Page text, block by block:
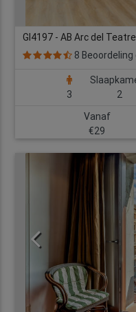
GI4197 - AB Arc del Teatre
8
3
2
Vanaf
€29